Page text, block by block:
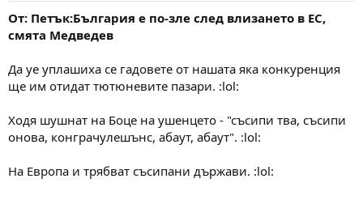
От: Петък:България е по-зле след влизането в ЕС,
смята Медведев
Да уе уплашиха се гадовете от нашата яка конкуренция
ще им отидат тютюневите пазари. :lol:
Ходя шушнат на Боце на ушенцето - "съсипи тва, съсипи
онова, конграчулешънс, абаут, абаут". :lol:
На Европа и трябват съсипани държави. :lol: